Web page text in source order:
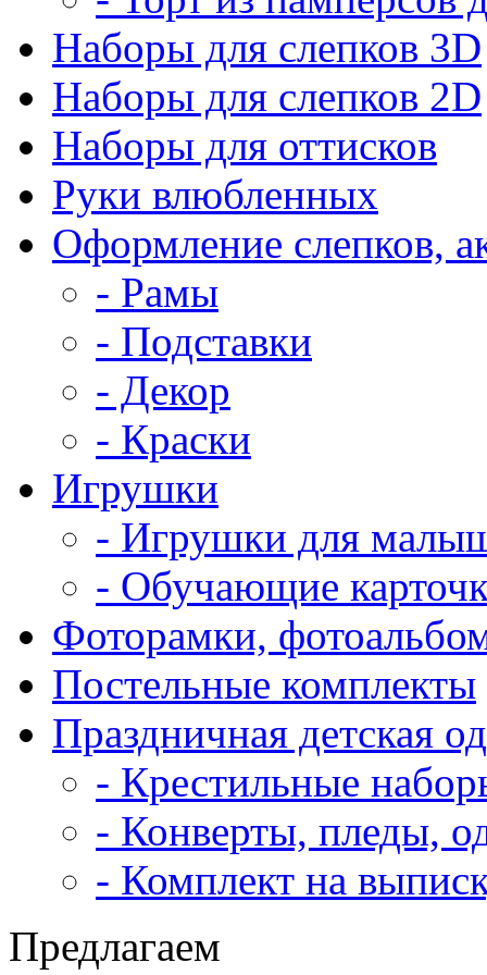
Наборы для слепков 3D
Наборы для слепков 2D
Наборы для оттисков
Руки влюбленных
Оформление слепков,
- Рамы
- Подставки
- Декор
- Краски
Игрушки
- Игрушки для
- Обучающие
Фоторамки,
Постельные комплекты
Праздничная детская
- Крестильные
- Конверты, пледы,
- Комплект на
Предлагаем